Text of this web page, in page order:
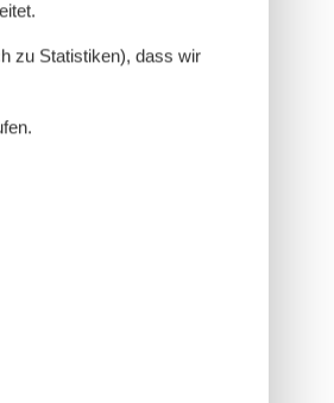
zu Statistiken), dass wir